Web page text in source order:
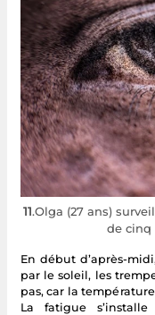
11.Olga (27 ans)
de cinq
En début d’après-
par le soleil, les
pas, car la
La fatigue